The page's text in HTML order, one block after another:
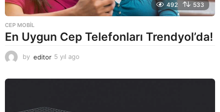
492 533
CEP MOBIL
En Uygun Cep Telefonları Trendyol’da!
by editor 5 yıl ago